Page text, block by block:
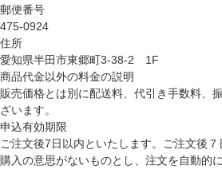
郵便番号
475-0924
住所
愛知県半田市東郷町3-38-2 1F
商品代金以外の料金の説明
販売価格とは別に配送料、代引き手数料、
ざいます。
申込有効期限
ご注文後7日以内といたします。ご注文後７
購入の意思がないものとし、注文を自動的